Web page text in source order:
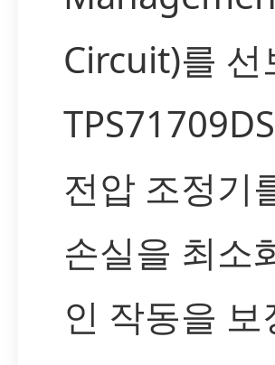
Circuit)를
전압 조정기
손실을 최소
인 작동을